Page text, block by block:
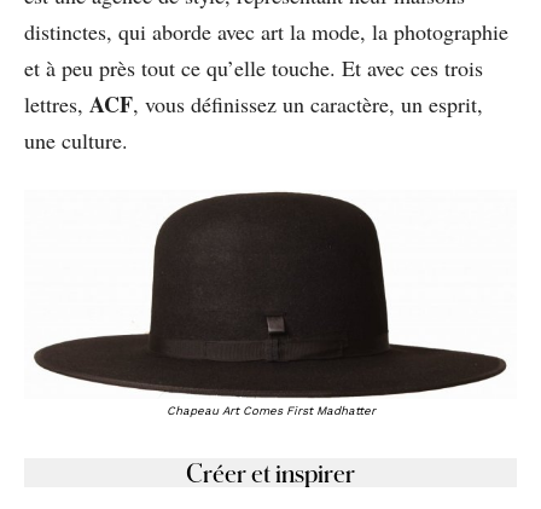
distinctes, qui aborde avec art la mode, la photographie
et à peu près tout ce qu’elle touche. Et avec ces trois
lettres, ACF, vous définissez un caractère, un esprit,
une culture.
Chapeau Art Comes First Madhatter
Créer et inspirer